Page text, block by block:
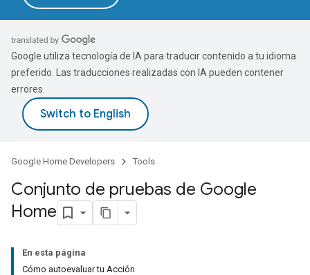
Google utiliza tecnología de IA para traducir contenido a tu idioma
preferido. Las traducciones realizadas con IA pueden contener
errores.
Google Home Developers Tools
Conjunto de pruebas de Google
Home
En esta página
Cómo autoevaluar tu Acción